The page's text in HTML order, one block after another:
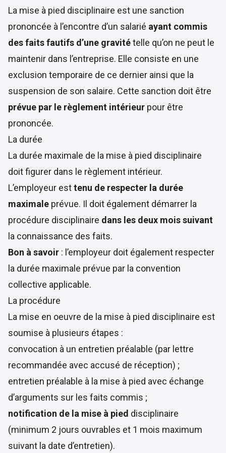
La mise à pied disciplinaire est une sanction
prononcée à l’encontre d’un salarié ayant commis
des faits fautifs d’une gravitételle qu’on ne peut le
maintenir dans l’entreprise. Elle consiste en une
exclusion temporaire de ce dernier ainsi que la
suspension de son salaire. Cette sanction doit être
prévue par le règlement intérieur pour être
prononcée.
La durée
La durée maximale de la mise à pied disciplinaire
doit figurer dans le règlement intérieur.
L’employeur esttenu de respecter la durée
maximale prévue. Il doit également démarrer la
procédure disciplinaire dans les deux mois suivant
la connaissance des faits.
Bon à savoir : l’employeur doit également respecter
la durée maximale prévue par la convention
collective applicable.
La procédure
La mise en oeuvre de la mise à pied disciplinaire est
soumise à plusieurs étapes :
convocation à un entretien préalable (par lettre
recommandée avec accusé de réception) ;
entretien préalable à la mise à pied avec échange
d’arguments sur les faits commis ;
notification de la mise à pied disciplinaire
(minimum 2 jours ouvrables et 1 mois maximum
suivant la date d’entretien).